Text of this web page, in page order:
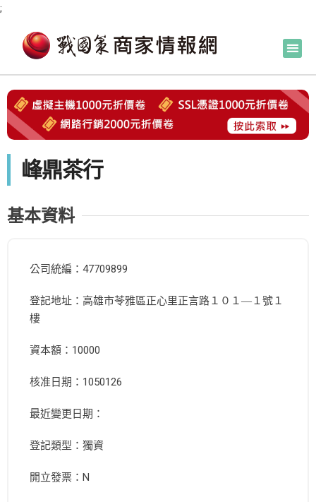
;
峰鼎茶行
基本資料
公司統編：47709899
登記地址：高雄市苓雅區正心里正言路１０１―１號１
樓
資本額：10000
核准日期：1050126
最近變更日期：
登記類型：獨資
開立發票：N